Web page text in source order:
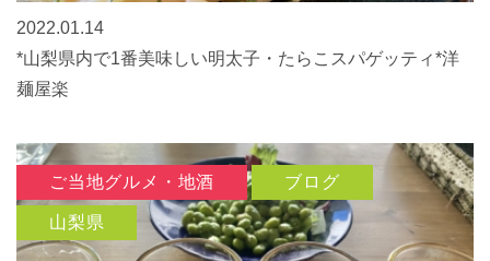
2022.01.14
*山梨県内で1番美味しい明太子・たらこスパゲッティ*洋
麺屋楽
ご当地グルメ・地酒 ブログ
山梨県